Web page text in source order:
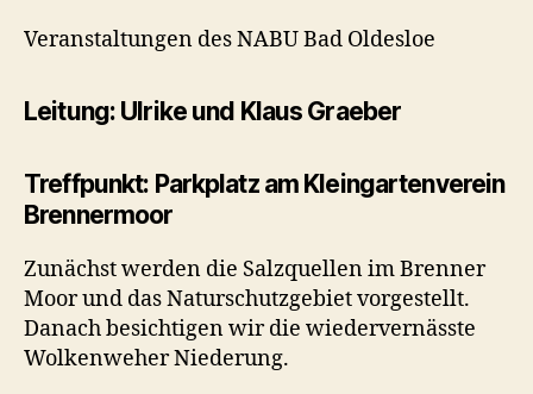
Veranstaltungen des NABU Bad Oldesloe
Leitung: Ulrike und Klaus Graeber
Treffpunkt: Parkplatz am Kleingartenverein
Brennermoor
Zunächst werden die Salzquellen im Brenner
Moor und das Naturschutzgebiet vorgestellt.
Danach besichtigen wir die wiedervernässte
Wolkenweher Niederung.